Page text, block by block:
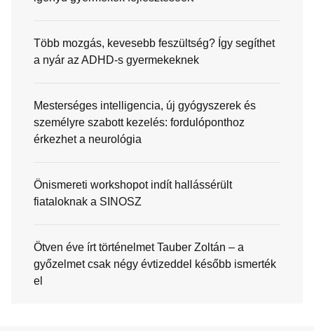
Több mozgás, kevesebb feszültség? Így segíthet
a nyár az ADHD-s gyermekeknek
Mesterséges intelligencia, új gyógyszerek és
személyre szabott kezelés: fordulóponthoz
érkezhet a neurológia
Önismereti workshopot indít hallássérült
fiataloknak a SINOSZ
Ötven éve írt történelmet Tauber Zoltán – a
győzelmet csak négy évtizeddel később ismerték
el